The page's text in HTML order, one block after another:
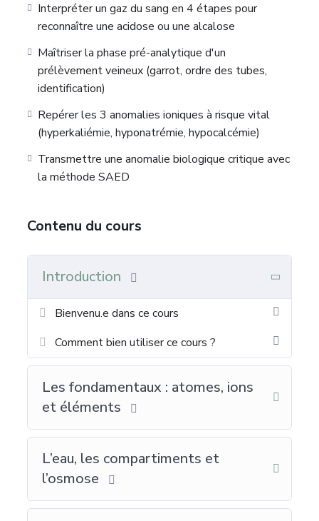
Interpréter un gaz du sang en 4 étapes pour
reconnaître une acidose ou une alcalose
Maîtriser la phase pré-analytique d'un
prélèvement veineux (garrot, ordre des tubes,
identification)
Repérer les 3 anomalies ioniques à risque vital
(hyperkaliémie, hyponatrémie, hypocalcémie)
Transmettre une anomalie biologique critique avec
la méthode SAED
Contenu du cours
Introduction
Bienvenu.e dans ce cours
Comment bien utiliser ce cours ?
Les fondamentaux : atomes, ions
et éléments
L’eau, les compartiments et
l’osmose